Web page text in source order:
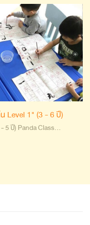
Level 1" (3 - 6 ปี)
5 ปี) Panda Class…